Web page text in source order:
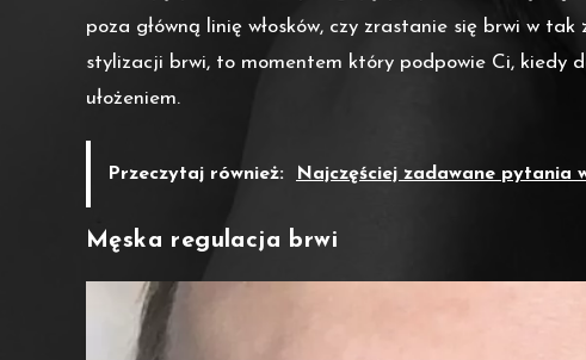
poza główną linię włosków, czy zrastanie się brwi w
stylizacji brwi, to momentem który podpowie Ci, kiedy
ułożeniem.
Przeczytaj również: Najczęściej zadawane pytania
Męska regulacja brwi